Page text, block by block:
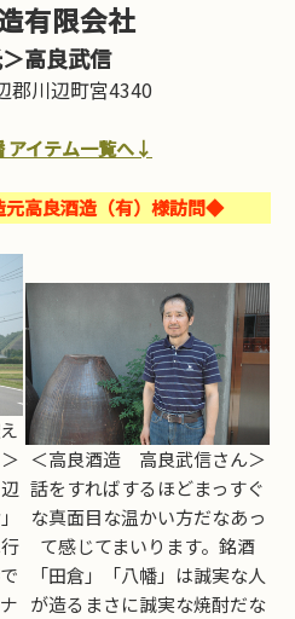
有限会社
高良武信
郡川辺町宮4340
アイテム一覧へ↓
高良酒造（有）様訪問◆
＜高良酒造 高良武信さん＞
話をすればするほどまっすぐ
な真面目な温かい方だなあっ
て感じてまいります。銘酒
「田倉」「八幡」は誠実な人
が造るまさに誠実な焼酎だな